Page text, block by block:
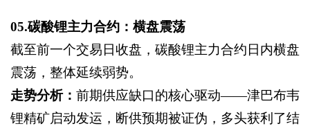
05.碳酸锂主力合约：横盘震荡
截至前一个交易日收盘，碳酸锂主力合约日内横盘
震荡，整体延续弱势。
走势分析： 前期供应缺口的核心驱动——津巴布韦
锂精矿启动发运，断供预期被证伪，多头获利了结